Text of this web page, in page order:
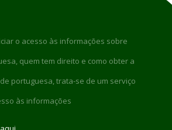
o acesso às informações sobre
quem tem direito e como obter a
portuguesa, trata-se de um serviço
às informações